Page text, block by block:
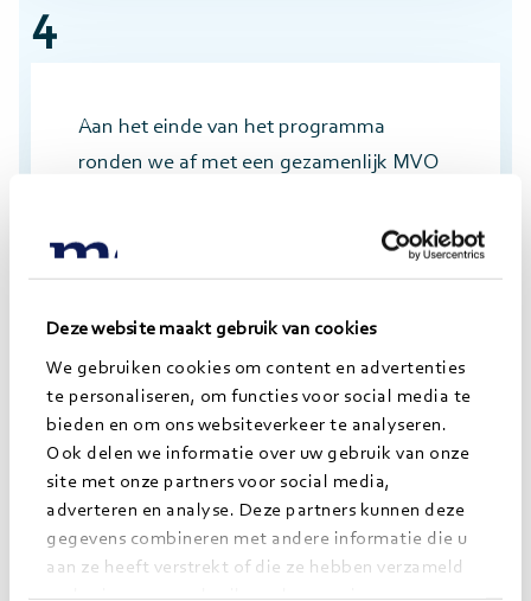
Deze website maakt gebruik van cookies
We gebruiken cookies om content en advertenties
te personaliseren, om functies voor social media te
bieden en om ons websiteverkeer te analyseren.
Ook delen we informatie over uw gebruik van onze
site met onze partners voor social media,
adverteren en analyse. Deze partners kunnen deze
gegevens combineren met andere informatie die u
aan ze heeft verstrekt of die ze hebben verzameld
op basis van uw gebruik van hun services.
4
Aan het einde van het programma
ronden we af met een gezamenlijk MVO
maken voor de volgende stap. In welke
ontdekken?
Eind
Na 2 jaar zit het Jong Morgens